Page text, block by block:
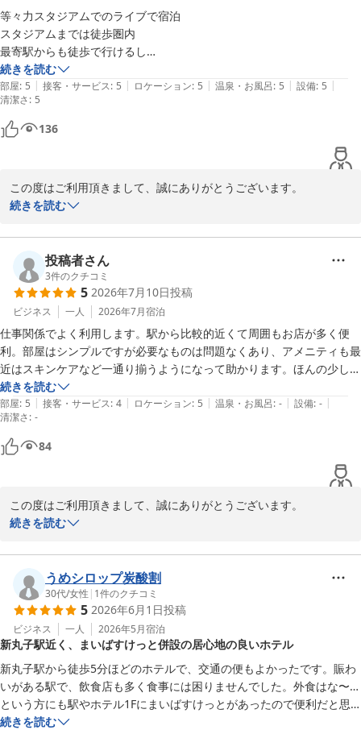
等々力スタジアムでのライブで宿泊
スタジアムまでは徒歩圏内
最寄駅からも徒歩で行けるし
商店街を通るので飲食、買い物
には困らなくてとても便利
続きを読む
部屋: 5 | 接客・サービス: 5 | ロケーション: 5 | 温泉・お風呂: 5 | 設備: 5 |
清潔さ: 5
136
この度はご利用頂きまして、誠にありがとうございます。
等々力スタジアムまでは徒歩約20分となっております。
混雑となる場合が多いですので
ホテルより徒歩で行かれるのもおすすめです。
地図もご用意しておりますので、ご遠慮なくフロントスタッフにお
尋ね下さい。
また、新丸子駅周辺は比較的飲食店も多く便利な街でございます。
駅前にはスーパー、ホテル1階にはミニスーパー、徒歩1分圏内にコ
ンビニもございます。
駅周辺マップもご用意しておりますので、何かご不明な点などござ
いましたらご遠慮なくお尋ね下さいませ。
川崎グリーンプラザホテル
2026-06-25
続きを読む
投稿者さん
3件のクチコミ
5 2026年7月10日投稿
ビジネス 一人 2026年7月宿泊
仕事関係でよく利用します。駅から比較的近くて周囲もお店が多く便
利。部屋はシンプルですが必要なものは問題なくあり、アメニティも最
近はスキンケアなど一通り揃うようになって助かります。ほんの少し不
便なのは鍵が昔ながらの金属で、外出時は預けることになっている点
と、インスタントコーヒーがアメニティ（ロビー）にあるのに部屋に湯
呑しかない点くらいでしょうか。マグカップ置いていただけると有難い
です。
続きを読む
部屋: 5 | 接客・サービス: 4 | ロケーション: 5 | 温泉・お風呂: - | 設備: - |
清潔さ: -
84
この度はご利用頂きまして、誠にありがとうございます。
ルームキーのお預かりにつきましてはご不便をお掛けし申し訳ござ
当ホテルではセキュリティ上の観点から、お客様の外出時には短時
間であってもルームキーをお預かりしております。
これにより、チェックイン時及び帰館時にはご宿泊のお客様はフロ
ントにお立ち寄りになる事となり、フロントを素通りされるお客様
にはお声掛けを行っております。
ご宿泊のお客様が安心して館内で過ごして頂けるよう上記の様な対
応を行っております。
何卒ご理解ご協力の程お願い申し上げます。
客室湯呑みにつきましては客室によっていくつかタイプがございま
すので、対応可能な場合は対応させていただきます。
続きを読む
うめシロップ炭酸割
30代/女性 | 1件のクチコミ
5 2026年6月1日投稿
ビジネス 一人 2026年5月宿泊
新丸子駅近く、まいばすけっと併設の居心地の良いホテル
新丸子駅から徒歩5分ほどのホテルで、交通の便もよかったです。賑わ
いがある駅で、飲食店も多く食事には困りませんでした。外食はな〜…
という方にも駅やホテル1Fにまいばすけっとがあったので便利だと思
います。
続きを読む